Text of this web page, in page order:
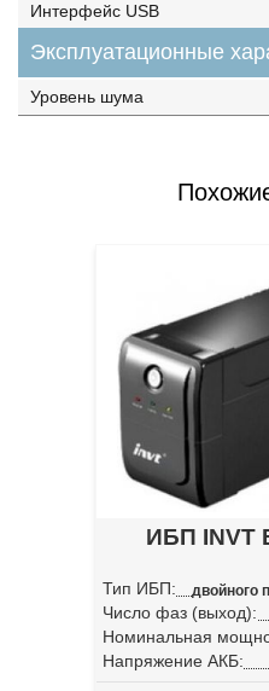
Интерфейс USB
Эксплуатационные
Уровень шума
ИБП INVT
Тип ИБП: двойного
Число фаз (выход):
Номинальная
Напряжение АКБ: